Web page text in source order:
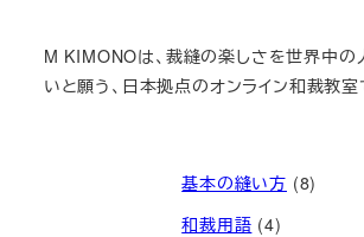
M KIMONOは、裁縫の楽しさを世界中の
いと願う、日本拠点のオンライン和裁教室
基本の縫い方 (8)
和裁用語 (4)